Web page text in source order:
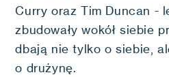
Curry oraz Tim Duncan -
zbudowały wokół siebie
dbają nie tylko o siebie,
o drużynę.